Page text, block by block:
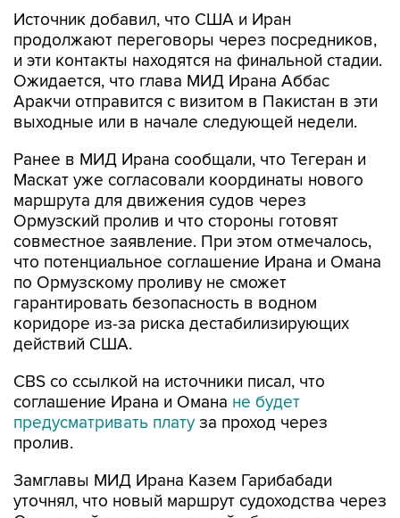
Источник добавил, что США и Иран
продолжают переговоры через посредников,
и эти контакты находятся на финальной стадии.
Ожидается, что глава МИД Ирана Аббас
Аракчи отправится с визитом в Пакистан в эти
выходные или в начале следующей недели.
Ранее в МИД Ирана сообщали, что Тегеран и
Маскат уже согласовали координаты нового
маршрута для движения судов через
Ормузский пролив и что стороны готовят
совместное заявление. При этом отмечалось,
что потенциальное соглашение Ирана и Омана
по Ормузскому проливу не сможет
гарантировать безопасность в водном
коридоре из-за риска дестабилизирующих
действий США.
CBS со ссылкой на источники писал, что
соглашение Ирана и Омана не будет
предусматривать плату за проход через
пролив.
Замглавы МИД Ирана Казем Гарибабади
уточнял, что новый маршрут судоходства через